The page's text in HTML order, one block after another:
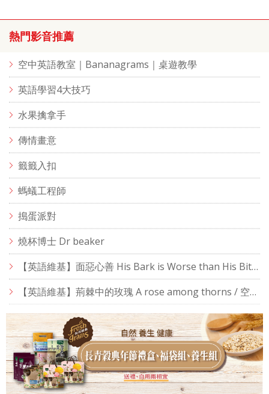
熱門影音推薦
空中英語教室｜Bananagrams｜桌遊教學
英語學習4大技巧
水果擒拿手
傳情畫意
籤籤入扣
螞蟻工程師
搗蛋派對
燒杯博士 Dr beaker
【英語維基】面惡心善 His Bark is Worse than His Bite / 空中英語教室
【英語維基】荊棘中的玫瑰 A rose among thorns / 空中英語教室